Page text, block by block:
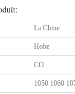
La Chine
Hobe
CO
1050 1060